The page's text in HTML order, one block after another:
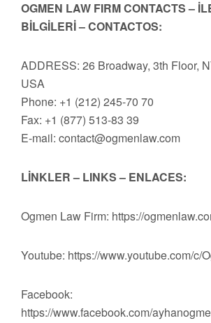
OGMEN LAW FIRM CONTACTS –
BİLGİLERİ – CONTACTOS:
ADDRESS: 26 Broadway, 3th Floor,
USA
Phone: +1 (212) 245-70 70
Fax: +1 (877) 513-83 39
E-mail: contact@ogmenlaw.com
LİNKLER – LINKS – ENLACES:
Ogmen Law Firm: https://
Youtube: https://www.youtube.com/c/
Facebook:
https://www.facebook.com/